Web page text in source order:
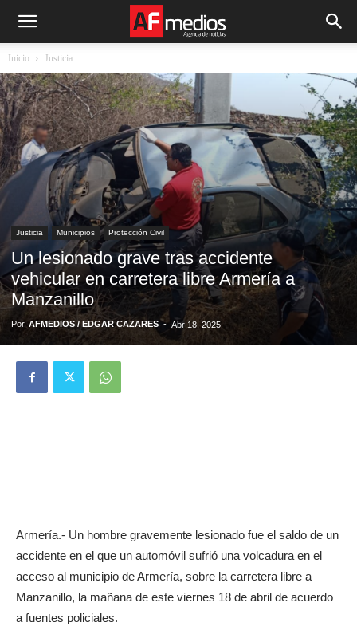
Inicio Justicia
Justicia Municipios Protección Civil
Un lesionado grave tras accidente
vehicular en carretera libre Armería a
Manzanillo
Por AFMEDIOS / EDGAR CAZARES - Abr 18, 2025
Armería.- Un hombre gravemente lesionado fue el saldo de un
accidente en el que un automóvil sufrió una volcadura en el
acceso al municipio de Armería, sobre la carretera libre a
Manzanillo, la mañana de este viernes 18 de abril de acuerdo
a fuentes policiales.